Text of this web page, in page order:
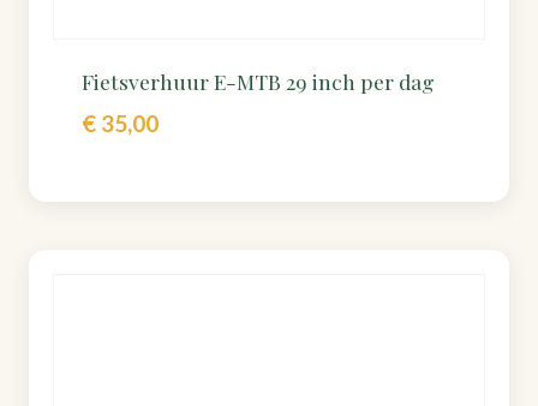
Fietsverhuur E-MTB 29 inch per dag
€ 35,00